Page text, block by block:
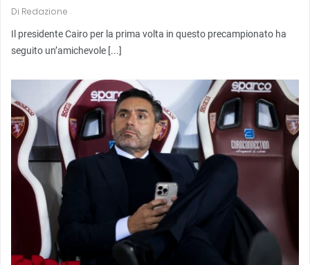
Di Redazione
Il presidente Cairo per la prima volta in questo precampionato ha
seguito un’amichevole [...]